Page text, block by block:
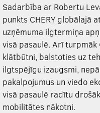
Sadarbība ar Robertu
punkts CHERY globālajā
uzņēmuma ilgtermiņa
visā pasaulē. Arī turpmāk
klātbūtni, balstoties uz
ilgtspējīgu izaugsmi,
pakalpojumus un viedo
visā pasaulē radītu
mobilitātes nākotni.